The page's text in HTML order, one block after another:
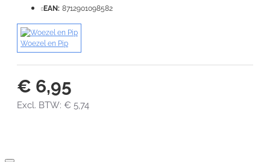
€ 6,95
Excl. BTW: € 5,74
EAN: 8712901098582
Woezel en Pip